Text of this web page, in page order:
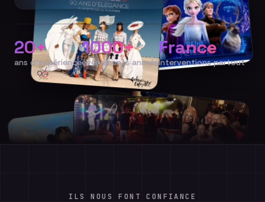
20+
ans d'expérience
1000+
événements animés
France
Interventions partout
ILS NOUS FONT CONFIANCE